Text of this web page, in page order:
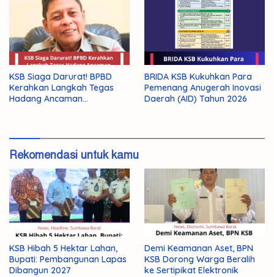
KSB Siaga Darurat! BPBD
Kerahkan Langkah Tegas
Hadang Ancaman
BRIDA KSB Kukuhkan Para
Pemenang Anugerah Inovasi
Daerah (AID) Tahun 2026
Rekomendasi untuk kamu
KSB Hibah 5 Hektar Lahan,
Bupati: Pembangunan Lapas
Dibangun 2027
Demi Keamanan Aset, BPN
KSB Dorong Warga Beralih
ke Sertipikat Elektronik